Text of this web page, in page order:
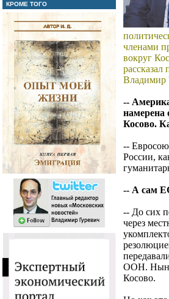
КРОМЕ ТОГО
членами
вокруг
--
намерена
Косово.
--
России,
-- А сам
-- До сих
через
ООН. Ныне
Косово.